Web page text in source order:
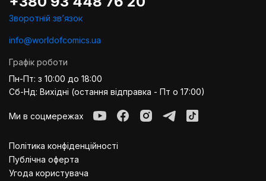
Зворотній звʼязок
info@worldofcomics.ua
Графік роботи
Пн-Пт: з 10:00 до 18:00
Сб-Нд: Вихідні (остання відправка - Пт о 17:00)
Ми в соцмережах
Політика конфіденційності
Публiчна оферта
Угода користувача